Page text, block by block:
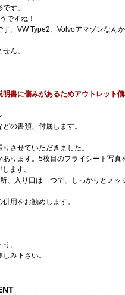
す。
ですね！
。VW Type2、Volvoアマゾンなん
ん。
書に傷みがあるためアウトレット
の書類、付属します。
させていただきました。
ります。5枚目のフライシート写真
ます。
、入り口は一つで、しっかりとメッ
用をお勧めします。
。
み下さい。